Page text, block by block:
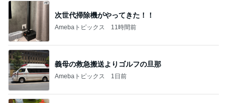
次世代掃除機がやってきた！！
Amebaトピックス 11時間前
義母の救急搬送よりゴルフの旦那
Amebaトピックス 1日前